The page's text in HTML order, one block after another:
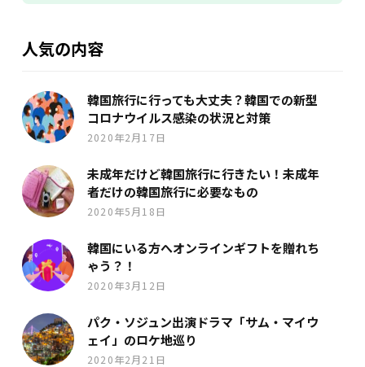
人気の内容
韓国旅行に行っても大丈夫？韓国での新型
コロナウイルス感染の状況と対策
2020年2月17日
未成年だけど韓国旅行に行きたい！未成年
者だけの韓国旅行に必要なもの
2020年5月18日
韓国にいる方へオンラインギフトを贈れち
ゃう？！
2020年3月12日
パク・ソジュン出演ドラマ「サム・マイウ
ェイ」のロケ地巡り
2020年2月21日